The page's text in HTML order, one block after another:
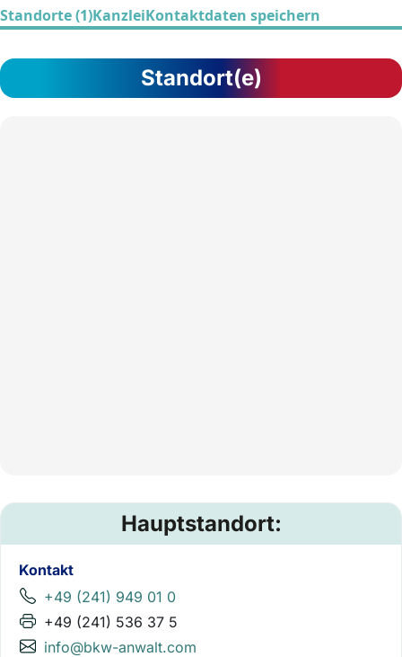
Standorte (1)KanzleiKontaktdaten speichern
Standort(e)
Hauptstandort:
Kontakt
+49 (241) 949 01 0
+49 (241) 536 37 5
info@bkw-anwalt.com